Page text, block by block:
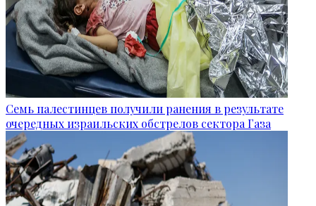
Семь палестинцев получили ранения в результате
очередных израильских обстрелов сектора Газа